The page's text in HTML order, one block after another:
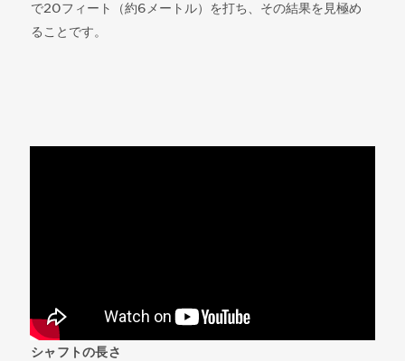
で20フィート（約6メートル）を打ち、その結果を見極め
ることです。
シャフトの長さ